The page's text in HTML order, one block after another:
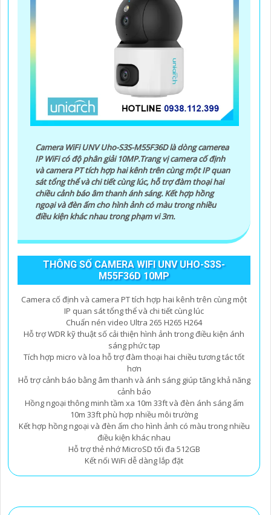
Camera WiFi UNV Uho-S3S-M55F36D là dòng camerea
IP WiFi có độ phân giải 10MP.Trang vị camera cố định
và camera PT tích hợp hai kênh trên cùng một IP quan
sát tổng thể và chi tiết cùng lúc, hỗ trợ đàm thoại hai
chiều cảnh báo âm thanh ánh sáng. Kết hợp hồng
ngoại và đèn ấm cho hình ảnh có màu trong nhiều
điều kiện khác nhau trong phạm vi 3m.
THÔNG SỐ CAMERA WIFI UNV UHO-S3S-
M55F36D 10MP
Camera cố định và camera PT tích hợp hai kênh trên cùng một
IP quan sát tổng thể và chi tiết cùng lúc
Chuẩn nén video Ultra 265 H265 H264
Hỗ trợ WDR kỹ thuật số cải thiện hình ảnh trong điều kiện ánh
sáng phức tạp
Tích hợp micro và loa hỗ trợ đàm thoại hai chiều tương tác tốt
hơn
Hỗ trợ cảnh báo bằng âm thanh và ánh sáng giúp tăng khả năng
cảnh báo
Hồng ngoại thông minh tầm xa 10m 33ft và đèn ánh sáng ấm
10m 33ft phù hợp nhiều môi trường
Kết hợp hồng ngoại và đèn ấm cho hình ảnh có màu trong nhiều
điều kiện khác nhau
Hỗ trợ thẻ nhớ MicroSD tối đa 512GB
Kết nối WiFi dễ dàng lắp đặt